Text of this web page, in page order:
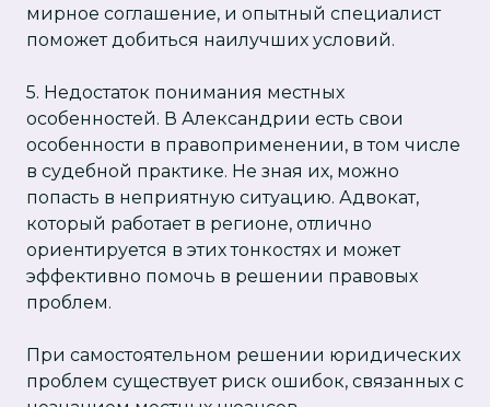
мирное соглашение, и опытный специалист
поможет добиться наилучших условий.
5. Недостаток понимания местных
особенностей. В Александрии есть свои
особенности в правоприменении, в том числе
в судебной практике. Не зная их, можно
попасть в неприятную ситуацию. Адвокат,
который работает в регионе, отлично
ориентируется в этих тонкостях и может
эффективно помочь в решении правовых
проблем.
При самостоятельном решении юридических
проблем существует риск ошибок, связанных с